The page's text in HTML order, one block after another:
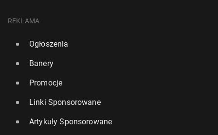
REKLAMA
Ogłoszenia
Banery
Promocje
Linki Sponsorowane
Artykuły Sponsorowane